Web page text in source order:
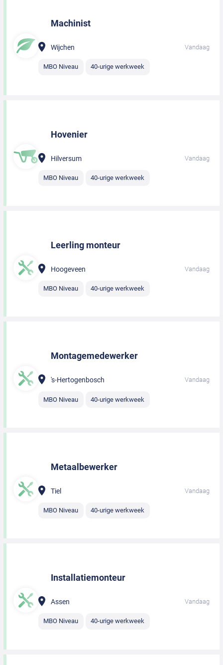
Machinist
Wijchen Vandaag
MBO Niveau 40-urige werkweek
Hovenier
Hilversum Vandaag
MBO Niveau 40-urige werkweek
Leerling monteur
Hoogeveen Vandaag
MBO Niveau 40-urige werkweek
Montagemedewerker
's-Hertogenbosch Vandaag
MBO Niveau 40-urige werkweek
Metaalbewerker
Tiel Vandaag
MBO Niveau 40-urige werkweek
Installatiemonteur
Assen Vandaag
MBO Niveau 40-urige werkweek